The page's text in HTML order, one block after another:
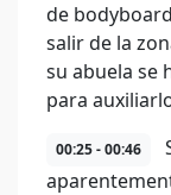
de
salir de la
su abuela se
para
00:25 - 00:46